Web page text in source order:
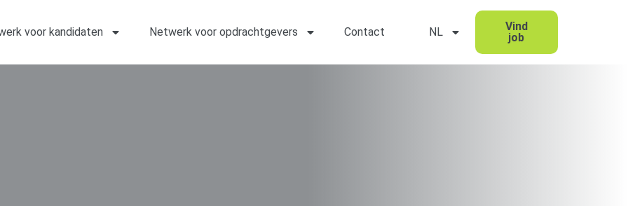
voor kandidaten Netwerk voor opdrachtgevers Contact NL
Vind
job